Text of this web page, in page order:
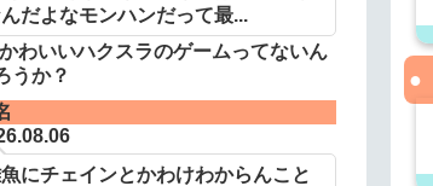
だよなモンハンだって最...
かわいいハクスラのゲームってないん
うか？
にチェインとかわけわからんこと